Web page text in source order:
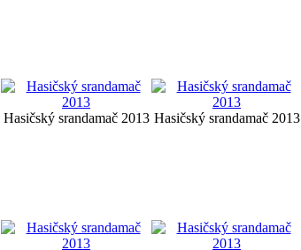
Hasičský srandamač 2013 Hasičský srandamač 2013